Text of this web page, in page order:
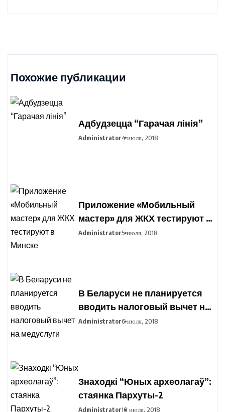
Похожие публикации
Адбудзецца “Гарачая лінія”
Administrator4 июля, 2018
Приложение «Мобильный
мастер» для ЖКХ тестируют в
Минске
Administrator5 июля, 2018
В Беларуси не планируется
вводить налоговый вычет на
медуслуги
Administrator6 июля, 2018
Знаходкі “Юных археолагаў”:
стаянка Пархуты-2
Administrator10 июля, 2018